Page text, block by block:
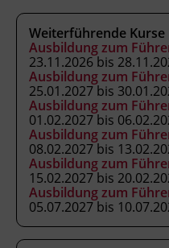
Kursformat
Präsenzunterricht
Leitung
Fachtrainer_in
Abschluss
Kranausweis nach
Weiterführende Kurse
Ausbildung zum
23.11.2026 bis
Ausbildung zum
25.01.2027 bis
Ausbildung zum
01.02.2027 bis
Ausbildung zum
08.02.2027 bis
Ausbildung zum
15.02.2027 bis
Ausbildung zum
05.07.2027 bis